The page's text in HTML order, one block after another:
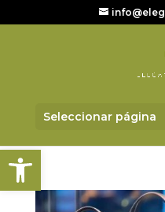
Abrir barra de
Seleccionar página